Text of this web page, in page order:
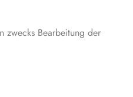
zwecks Bearbeitung der